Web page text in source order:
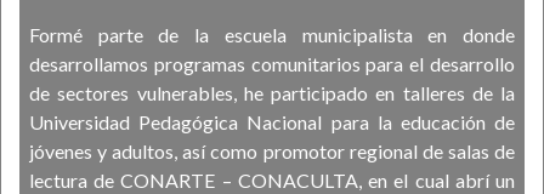
Formé parte de la escuela municipalista en donde
desarrollamos programas comunitarios para el desarrollo
de sectores vulnerables, he participado en talleres de la
Universidad Pedagógica Nacional para la educación de
jóvenes y adultos, así como promotor regional de salas de
lectura de CONARTE – CONACULTA, en el cual abrí un